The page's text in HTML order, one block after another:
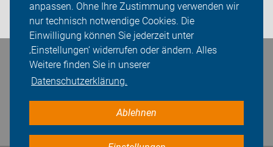
anpassen. Ohne Ihre Zustimmung verwenden wir
nur technisch notwendige Cookies. Die
Einwilligung können Sie jederzeit unter
‚Einstellungen‘ widerrufen oder ändern. Alles
Weitere finden Sie in unserer
Datenschutzerklärung.
Ablehnen
Bleiben Sie in Kontakt